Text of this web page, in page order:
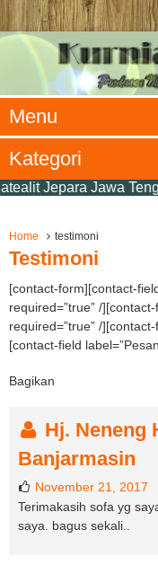
Menu
Kategori
Jepara Jawa
Home testimoni
Testimoni
[contact-form][contact-
required=”true” /
required=”true” /
[contact-field
Bagikan
Hj. Neneng
Banjarmasin
November 21, 2017
Terimakasih sofa yg
saya. bagus sekali..